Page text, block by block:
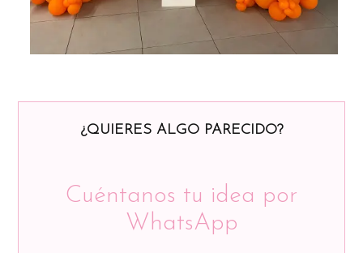
¿QUIERES ALGO PARECIDO?
Cuéntanos tu idea por
WhatsApp